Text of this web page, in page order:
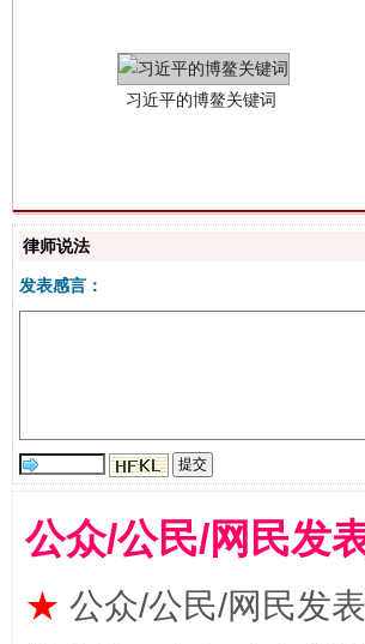
揭批美国五大"原罪"
律师说法
发表感言：
公众/公民/网民发
★ 公众/公民/网民发